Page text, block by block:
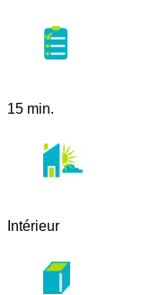
15 min.
Intérieur